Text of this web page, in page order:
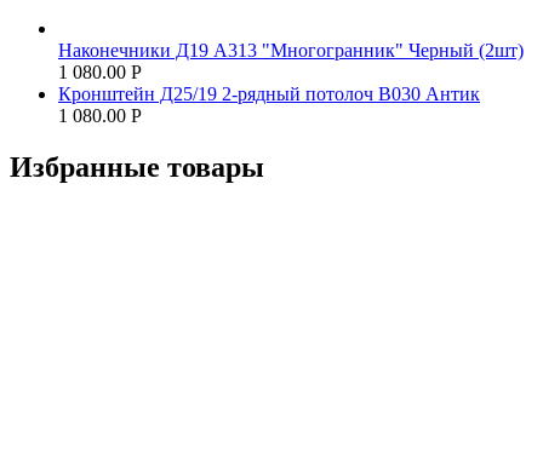
Наконечники Д19 А313 "Многогранник" Черный (2шт)
1 080.00 Р
Кронштейн Д25/19 2-рядный потолоч В030 Антик
1 080.00 Р
Избранные товары